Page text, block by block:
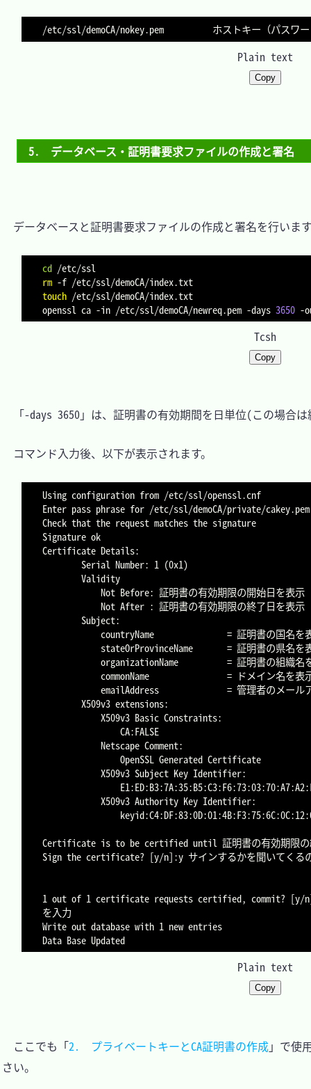
Plain text
Copy
5.　データベース・証明書要求ファイルの作成と署名
データベースと証明書要求ファイルの作成と署名を行いま
cd
rm -f
touch /etc/ssl/demoCA/index.txt
openssl ca -in /etc/ssl/demoCA/newreq.pem -days 3650 -
Tcsh
Copy
「-days 3650」は、証明書の有効期間を日単位(この場合は
コマンド入力後、以下が表示されます。
Using configuration from /etc/ssl/openssl.cnf
Enter pass phrase for /etc/ssl/demoCA/private/
Check that the request matches the signature
Signature ok
Certificate Details:
        Serial Number: 1 (0x1)
        Validity
            Not Before: 証明書の有効期限の開始日を表示
            Not After : 証明書の有効期限の終了日を表示
        Subject:
            countryName               = 証明書の国名を表示
            organizationName          = 証明書の組織名を表示
            commonName                = ドメイン名を表示
            emailAddress              = 管理者のメールアドレスを表示
        X509v3 extensions:
            X509v3 Basic Constraints:
                CA:FALSE
            Netscape Comment:
                OpenSSL Generated Certificate
            X509v3 Subject Key Identifier:
            X509v3 Authority Key Identifier:
Certificate is to be certified until 証明書の有効期限の
Sign the certificate? [y/n]:y サインするかを聞いてくる
1 out of 1 certificate requests certified, commit? [y/n]
を入力
Write out database with 1 new entries
Plain text
Copy
ここでも「2.　プライベートキーとCA証明書の作成」で使
さい。